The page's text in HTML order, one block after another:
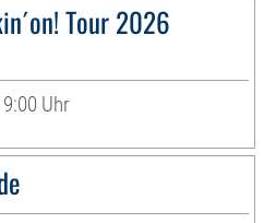
Tour 2026
Uhr